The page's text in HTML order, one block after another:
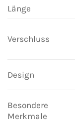
Länge
Verschluss
Design
Besondere
Merkmale